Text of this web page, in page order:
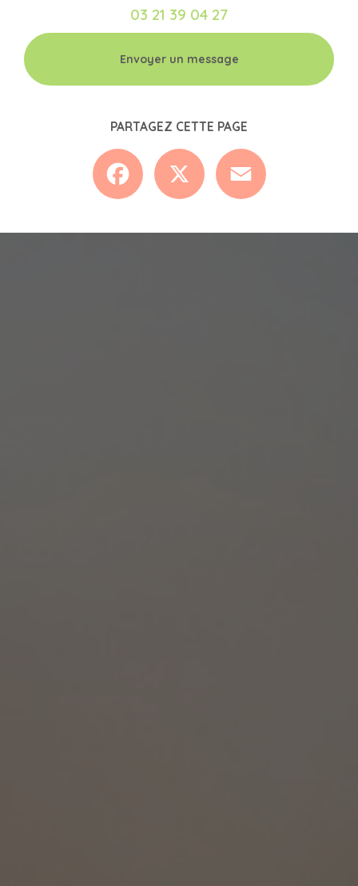
03 21 39 04 27
Envoyer un message
PARTAGEZ CETTE PAGE
Facebook